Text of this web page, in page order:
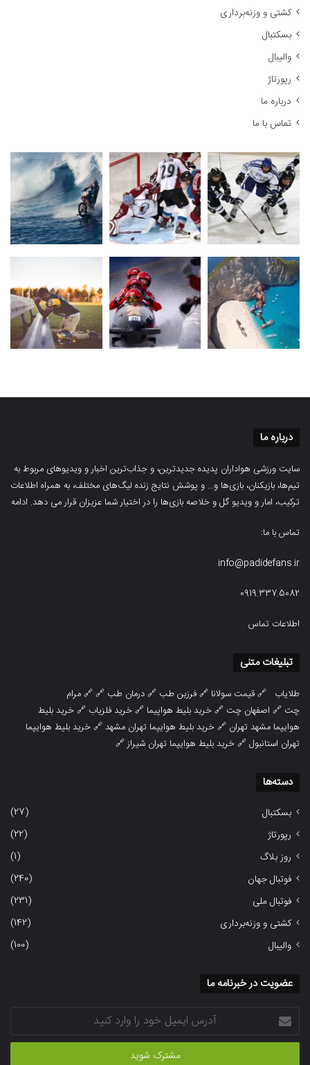
کشتی و وزنه‌برداری
بسکتبال
والیبال
رپورتاژ
درباره ما
تماس با ما
درباره ما
سایت ورزشی هواداران پدیده جدیدترین، و جذاب‌ترین اخبار و ویدیوهای مربوط به
تیم‌ها، بازیکنان، بازی‌ها و… و پوشش نتایج زنده لیگ‌های مختلف، به همراه اطلاعات
ترکیب، امار و ویدیو‌‌ گل‌ و خلاصه بازی‌ها را در اختیار شما عزیزان قرار می دهد. ادامه
تماس با ما:
info@padidefans.ir
0919.337.5082
اطلاعات تماس
تبلیغات متنی
طلایاب 🔗قیمت سولانا 🔗فرزین طب 🔗درمان طب 🔗 🔗مرام
چت 🔗 اصفهان چت 🔗خرید بلیط هواپیما 🔗خرید فلزیاب 🔗خرید بلیط
هوایپما مشهد تهران 🔗خرید بلیط هوایپما تهران مشهد🔗خرید بلیط هوایپما
تهران استانبول🔗خرید بلیط هوایپما تهران شیراز🔗
دسته‌ها
بسکتبال
(27)
رپورتاژ
(22)
روز بلاگ
(1)
فوتبال جهان
(240)
فوتبال ملی
(231)
کشتی و وزنه‌برداری
(142)
والیبال
(100)
عضویت در خبرنامه ما
آدرس
ایمیل
خود